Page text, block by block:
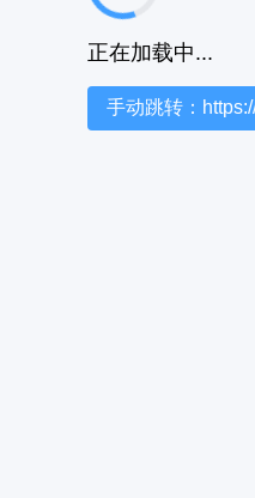
正在加载中...
手动跳转：